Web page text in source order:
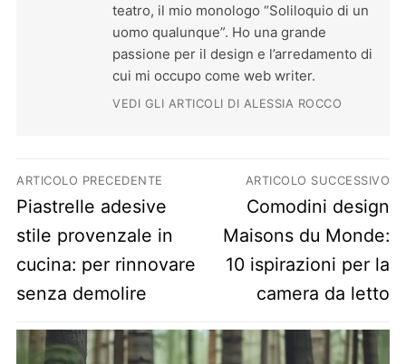
teatro, il mio monologo “Soliloquio di un
uomo qualunque”. Ho una grande
passione per il design e l’arredamento di
cui mi occupo come web writer.
VEDI GLI ARTICOLI DI ALESSIA ROCCO
Navigazione articoli
ARTICOLO PRECEDENTE
Previous post:
Piastrelle adesive
stile provenzale in
cucina: per rinnovare
senza demolire
ARTICOLO SUCCESSIVO
Next post:
Comodini design
Maisons du Monde:
10 ispirazioni per la
camera da letto